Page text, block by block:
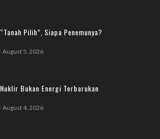
“Tanah Pilih”, Siapa Penemunya?
August 5, 2026
Nuklir Bukan Energi Terbarukan
August 4, 2026